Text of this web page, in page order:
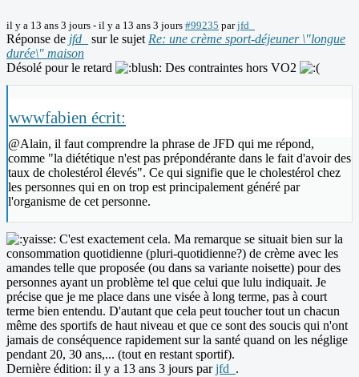
il y a 13 ans 3 jours - il y a 13 ans 3 jours #99235 parjfd_
Réponse de jfd_ sur le sujet Re: une crème sport-déjeuner \"longue
durée\" maison
Désolé pour le retard
Des contraintes hors VO2
wwwfabien écrit:
@Alain, il faut comprendre la phrase de JFD qui me répond,
comme "la diététique n'est pas prépondérante dans le fait d'avoir des
taux de cholestérol élevés". Ce qui signifie que le cholestérol chez
les personnes qui en on trop est principalement généré par
l'organisme de cet personne.
C'est exactement cela. Ma remarque se situait bien sur la
consommation quotidienne (pluri-quotidienne?) de crème avec les
amandes telle que proposée (ou dans sa variante noisette) pour des
personnes ayant un problème tel que celui que lulu indiquait. Je
précise que je me place dans une visée à long terme, pas à court
terme bien entendu. D'autant que cela peut toucher tout un chacun
même des sportifs de haut niveau et que ce sont des soucis qui n'ont
jamais de conséquence rapidement sur la santé quand on les néglige
pendant 20, 30 ans,... (tout en restant sportif).
Dernière édition: il y a 13 ans 3 jours parjfd_ .